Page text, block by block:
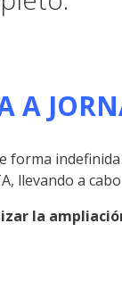
A
forma
llevando a
la